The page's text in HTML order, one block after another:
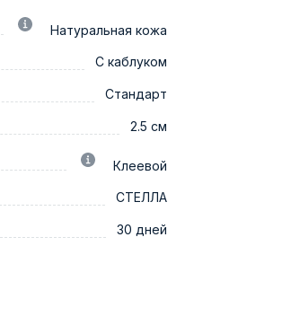
Натуральная кожа
С каблуком
Стандарт
2.5 см
Клеевой
СТЕЛЛА
30 дней